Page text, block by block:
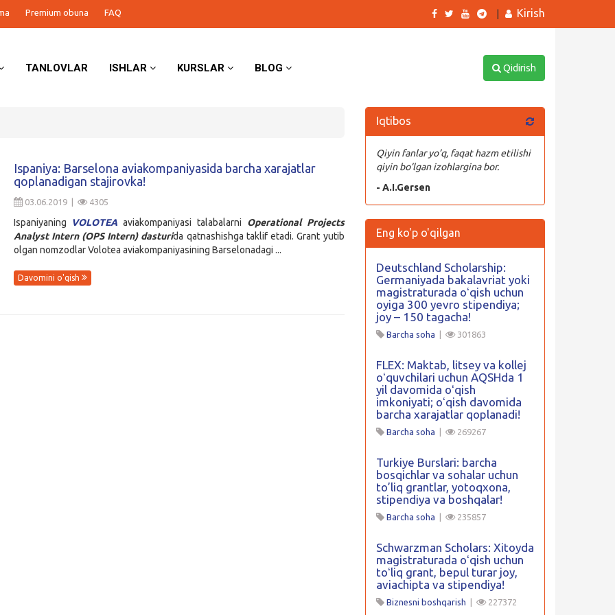
Premium obuna FAQ Kirish
TANLOVLAR ISHLAR KURSLAR BLOG Qidirish
Ispaniya: Barselona aviakompaniyasida barcha xarajatlar
qoplanadigan stajirovka!
03.06.2019 | 4305
Ispaniyaning VOLOTEA aviakompaniyasi talabalarni Operational Projects
Analyst Intern (OPS Intern) dasturida qatnashishga taklif etadi. Grant yutib
olgan nomzodlar Volotea aviakompaniyasining Barselonadagi ...
Davomini o'qish
Iqtibos
Qiyin fanlar yo’q, faqat hazm etilishi
qiyin bo’lgan izohlargina bor.
- A.I.Gersen
Eng ko'p o'qilgan
Deutschland Scholarship:
Germaniyada bakalavriat yoki
magistraturada oʻqish uchun
oyiga 300 yevro stipendiya;
joy – 150 tagacha!
Barcha soha 301863
FLEX: Maktab, litsey va kollej
oʻquvchilari uchun AQSHda 1
yil davomida oʻqish
imkoniyati; oʻqish davomida
barcha xarajatlar qoplanadi!
Barcha soha 269267
Turkiye Burslari: barcha
bosqichlar va sohalar uchun
to’liq grantlar, yotoqxona,
stipendiya va boshqalar!
Barcha soha 235857
Schwarzman Scholars: Xitoyda
magistraturada oʻqish uchun
toʻliq grant, bepul turar joy,
aviachipta va stipendiya!
Biznesni boshqarish 227372